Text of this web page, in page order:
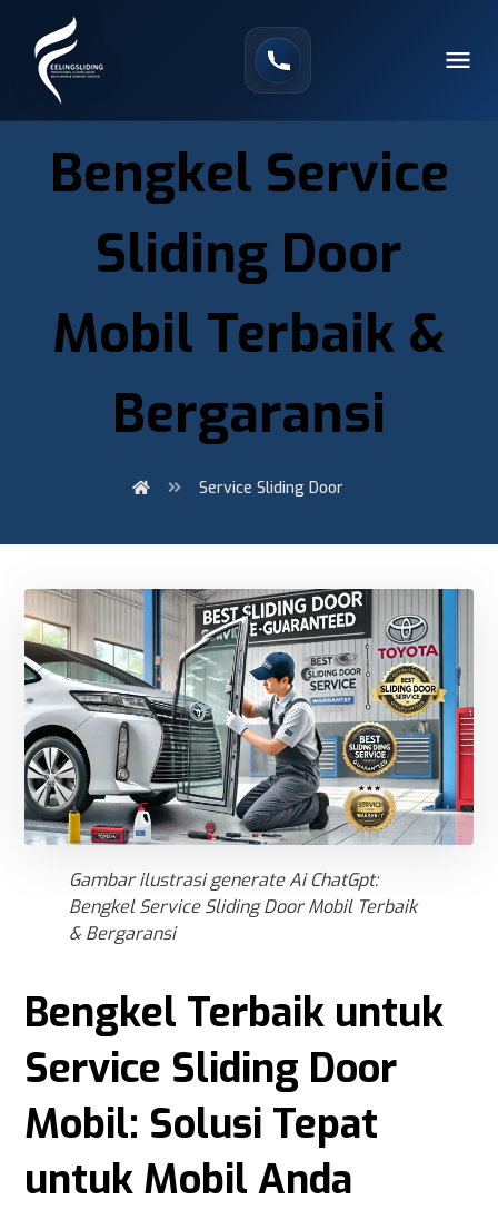
Bengkel Service
Sliding Door
Mobil Terbaik &
Bergaransi
Service Sliding Door
Gambar ilustrasi generate Ai ChatGpt:
Bengkel Service Sliding Door Mobil Terbaik
& Bergaransi
Bengkel Terbaik untuk
Service Sliding Door
Mobil: Solusi Tepat
untuk Mobil Anda